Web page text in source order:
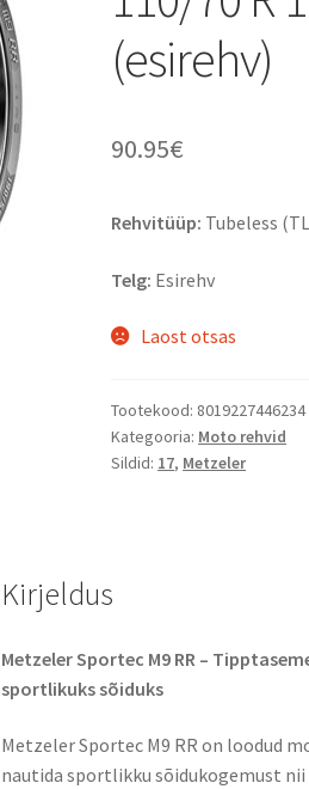
(esirehv)
90.95€
Rehvitüüp: Tubeless
Telg: Esirehv
Laost otsas
Tootekood: 8019227446234
Kategooria: Moto rehvid
Sildid: 17, Metzeler
Kirjeldus
Metzeler Sportec M9 RR –
sportlikuks sõiduks
Metzeler Sportec M9 RR on loodud
nautida sportlikku sõidukogemust nii